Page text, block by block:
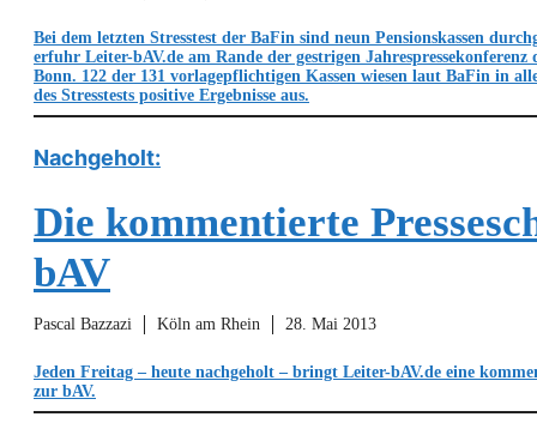
Bei dem letzten Stresstest der BaFin sind neun Pensionskassen
erfuhr Leiter-bAV.de am Rande der gestrigen
Bonn. 122 der 131 vorlagepflichtigen Kassen wiesen laut BaFin in
des Stresstests positive Ergebnisse aus.
Nachgeholt:
Die kommentierte
bAV
Pascal Bazzazi Köln am Rhein 28. Mai 2013
Jeden Freitag – heute nachgeholt – bringt Leiter-bAV.de eine
zur bAV.